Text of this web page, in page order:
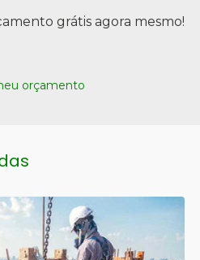
grátis agora mesmo!
orçamento